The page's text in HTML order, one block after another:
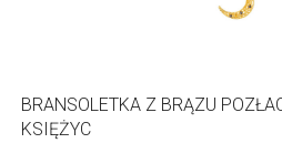
BRANSOLETKA Z BRĄZU
KSIĘŻYC